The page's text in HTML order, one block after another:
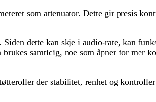
som attenuator. Dette gir presis
dette kan skje i audio-rate, kan
samtidig, noe som åpner for mer
der stabilitet, renhet og